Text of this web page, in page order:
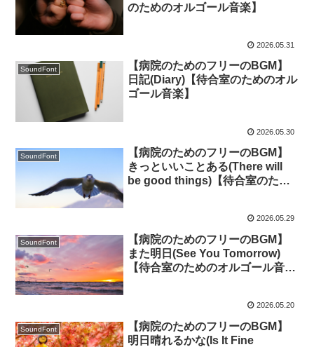
のためのオルゴール音楽】
2026.05.31
SoundFont
【病院のためのフリーのBGM】
日記(Diary)【待合室のためのオル
ゴール音楽】
2026.05.30
SoundFont
【病院のためのフリーのBGM】
きっといいことある(There will
be good things)【待合室のため
2026.05.29
SoundFont
【病院のためのフリーのBGM】
また明日(See You Tomorrow)
【待合室のためのオルゴール音
2026.05.20
SoundFont
【病院のためのフリーのBGM】
明日晴れるかな(Is It Fine